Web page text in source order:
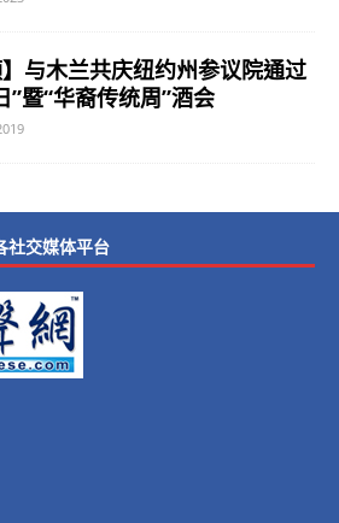
】与木兰共庆纽约州参议院通过
”暨“华裔传统周”酒会
社交媒体平台